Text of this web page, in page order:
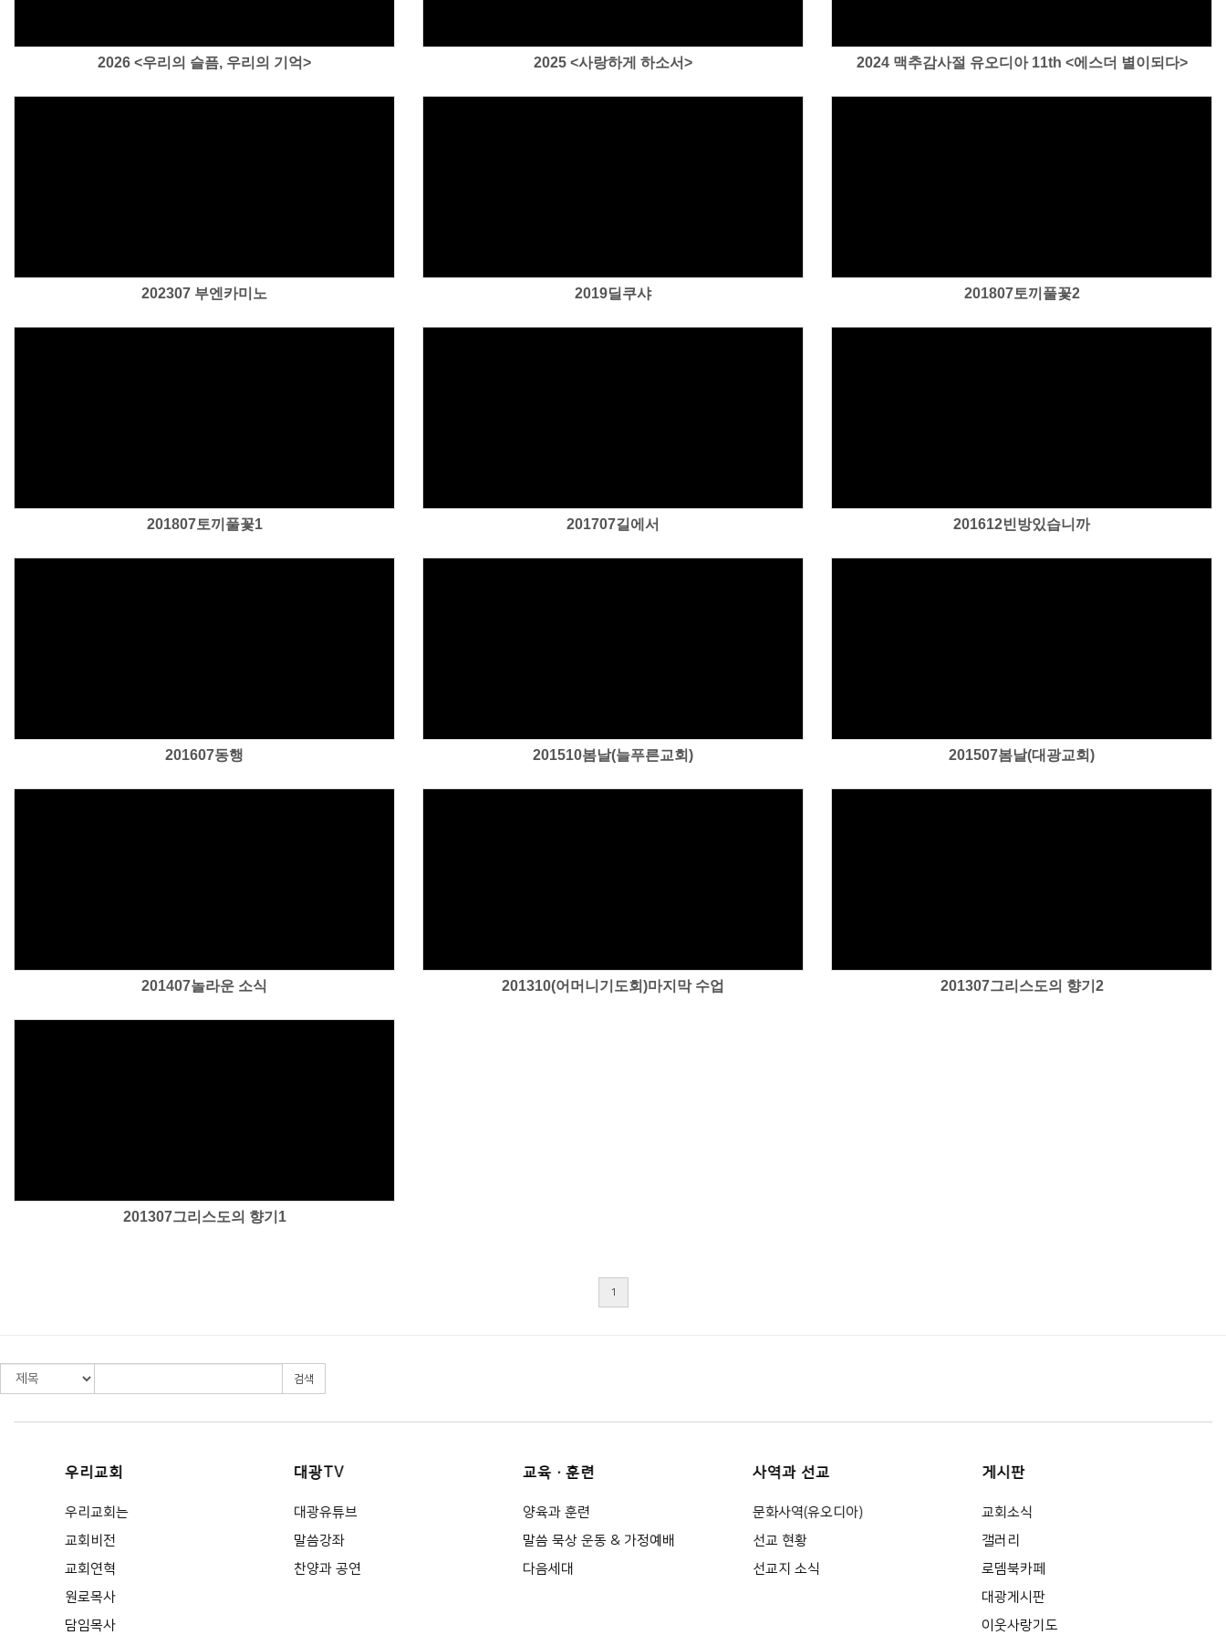
2026 <우리의 슬픔, 우리의 기억> 2025 <사랑하게 하소서> 2024 맥추감사절 유오디아 11th <에스더 별이되다>
202307 부엔카미노 2019딜쿠샤 201807토끼풀꽃2
201807토끼풀꽃1 201707길에서 201612빈방있습니까
201607동행 201510봄날(늘푸른교회) 201507봄날(대광교회)
201407놀라운 소식 201310(어머니기도회)마지막 수업 201307그리스도의 향기2
201307그리스도의 향기1
1
검색
우리교회
우리교회는
교회비전
교회연혁
원로목사
담임목사
대광TV
대광유튜브
말씀강좌
찬양과 공연
교육·훈련
양육과 훈련
말씀 묵상 운동 & 가정예배
다음세대
사역과 선교
문화사역(유오디아)
선교 현황
선교지 소식
게시판
교회소식
갤러리
로뎀북카페
대광게시판
이웃사랑기도